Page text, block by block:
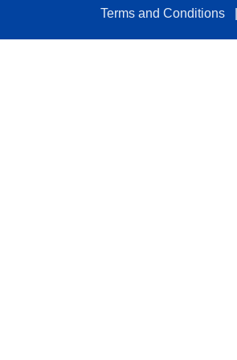
Terms and Conditions